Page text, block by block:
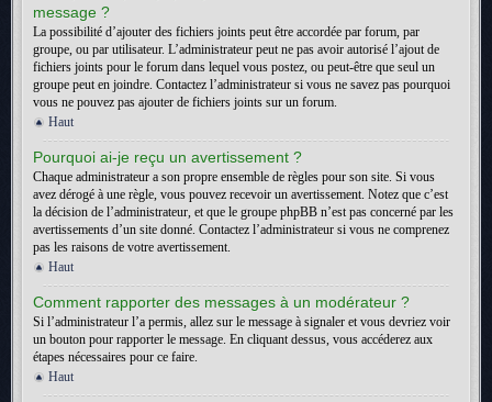
message ?
La possibilité d’ajouter des fichiers joints peut être accordée par forum, par
groupe, ou par utilisateur. L’administrateur peut ne pas avoir autorisé l’ajout de
fichiers joints pour le forum dans lequel vous postez, ou peut-être que seul un
groupe peut en joindre. Contactez l’administrateur si vous ne savez pas pourquoi
vous ne pouvez pas ajouter de fichiers joints sur un forum.
Haut
Pourquoi ai-je reçu un avertissement ?
Chaque administrateur a son propre ensemble de règles pour son site. Si vous
avez dérogé à une règle, vous pouvez recevoir un avertissement. Notez que c’est
la décision de l’administrateur, et que le groupe phpBB n’est pas concerné par les
avertissements d’un site donné. Contactez l’administrateur si vous ne comprenez
pas les raisons de votre avertissement.
Haut
Comment rapporter des messages à un modérateur ?
Si l’administrateur l’a permis, allez sur le message à signaler et vous devriez voir
un bouton pour rapporter le message. En cliquant dessus, vous accéderez aux
étapes nécessaires pour ce faire.
Haut